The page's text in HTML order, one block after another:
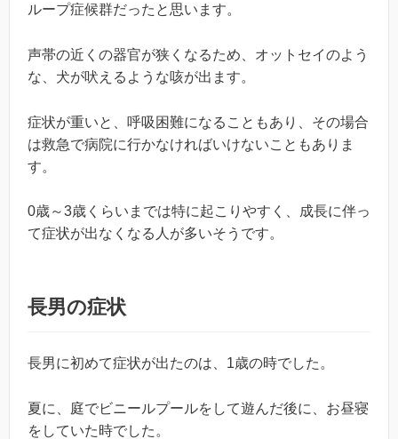
ループ症候群だったと思います。
声帯の近くの器官が狭くなるため、オットセイのよう
な、犬が吠えるような咳が出ます。
症状が重いと、呼吸困難になることもあり、その場合
は救急で病院に行かなければいけないこともありま
す。
0歳～3歳くらいまでは特に起こりやすく、成長に伴っ
て症状が出なくなる人が多いそうです。
長男の症状
長男に初めて症状が出たのは、1歳の時でした。
夏に、庭でビニールプールをして遊んだ後に、お昼寝
をしていた時でした。